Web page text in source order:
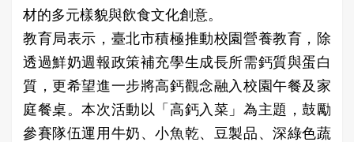
材的多元樣貌與飲食文化創意。
教育局表示，臺北市積極推動校園營養教育，除
透過鮮奶週報政策補充學生成長所需鈣質與蛋白
質，更希望進一步將高鈣觀念融入校園午餐及家
庭餐桌。本次活動以「高鈣入菜」為主題，鼓勵
參賽隊伍運用牛奶、小魚乾、豆製品、深綠色蔬